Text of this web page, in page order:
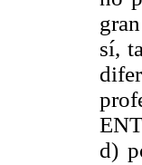
sí,
d)